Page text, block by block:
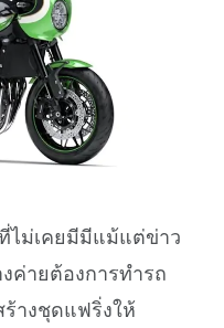
ไม่เคยมีมีแม้แต่ข่าว
ค่ายต้องการทำรถ
างชุดแฟริ่งให้